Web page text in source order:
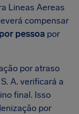
Lineas Aereas
compensar
pessoa por
por atraso
A. verificará a
final. Isso
por